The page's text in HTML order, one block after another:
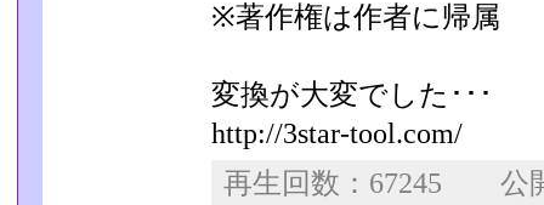
※著作権は作者に帰属
変換が大変でした･･･
http://3star-tool.com/
再生回数：67245